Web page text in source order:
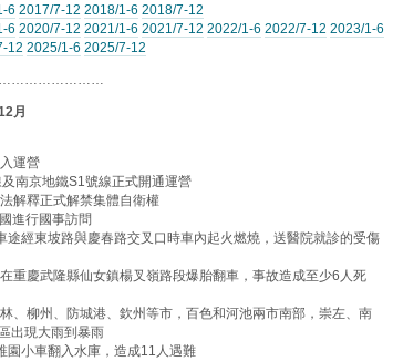
6 2017/7-12 2018/1-6 2018/7-12
6 2020/7-12 2021/1-6 2021/7-12 2022/1-6 2022/7-12 2023/1-6
12 2025/1-6 2025/7-12
月
運營
南京地鐵S1號線正式開通運營
解釋正式解禁集體自衛權
進行國事訪問
經東坡路與慶春路交叉口時車內起火燃燒，送醫院就診的受傷
重慶武隆縣仙女鎮楊叉嶺路段爆胎翻車，事故造成至少6人死
、柳州、防城港、欽州等市，百色和河池兩市南部，崇左、南
出現大雨到暴雨
小車翻入水庫，造成11人遇難